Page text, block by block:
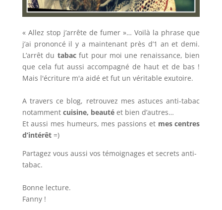
« Allez stop j’arrête de fumer »… Voilà la phrase que
j’ai prononcé il y a maintenant près d’1 an et demi.
L’arrêt du tabacfut pour moi une renaissance, bien
que cela fut aussi accompagné de haut et de bas !
Mais l'écriture m'a aidé et fut un véritable exutoire.
A travers ce blog, retrouvez mes astuces anti-tabac
notamment cuisine, beautéet bien d’autres…
Et aussi mes humeurs, mes passions et mes centres
d’intérêt=)
Partagez vous aussi vos témoignages et secrets anti-
tabac.
Bonne lecture.
Fanny !